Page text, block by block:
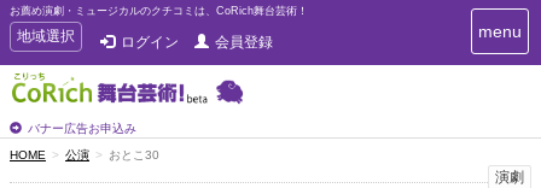
お薦め演劇・ミュージカルのクチコミは、CoRich舞台芸術！
T
o
g
g
e
n
a
地域選択 ログイン 会員登録
バナー広告お申込み
T
o
menu
HOME 公演 おとこ30
演劇